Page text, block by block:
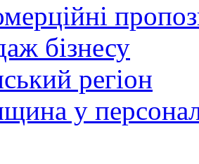
бізнесу
регіон
у